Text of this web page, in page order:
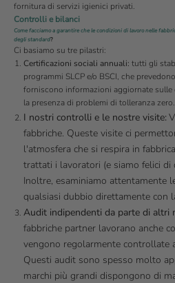
fornitura di servizi igienici privati.
Controlli e bilanci
Come facciamo a garantire che le condizioni di lavoro nelle
degli standard?
Ci basiamo su tre pilastri:
Certificazioni sociali annuali: tutti gli
programmi SLCP e/o BSCI, che
forniscono informazioni aggiornate
la presenza di problemi di tolleranza zero.
I nostri controlli e le nostre visite:
fabbriche. Queste visite ci
l'atmosfera che si respira in
trattati i lavoratori (e siamo felici di
Inoltre, esaminiamo attentamente
qualsiasi dubbio direttamente con
Audit indipendenti da parte di altri
fabbriche partner lavorano anche
vengono regolarmente controllate
Questi audit sono spesso molto
marchi più grandi dispongono di